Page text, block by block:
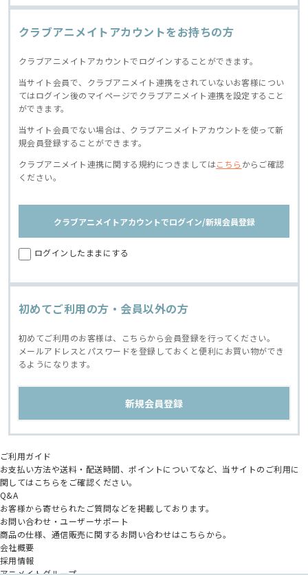
クラブアニメイトアカウントをお持ちの方
クラブアニメイトアカウントでログインすることができます。
当サイト会員で、クラブアニメイト連携をされていないお客様につい
てはログイン後のマイページでクラブアニメイト連携を設定すること
ができます。
当サイト会員でない場合は、クラブアニメイトアカウントを使って新
規会員登録することができます。
クラブアニメイト連携に関する規約につきましてはこちら からご確認
ください。
クラブアニメイトアカウントでログイン/新規会員登録
ログインしたままにする
初めてご利用の方・会員以外の方
初めてご利用のお客様は、こちらから会員登録を行ってください。
メールアドレスとパスワードを登録しておくと便利にお買い物ができ
るようになります。
ご利用ガイド
お支払い方法や送料・配送時間、ポイントについてなど、当サイトのご利用に
関してはこちらをご確認ください。
Q&A
お客様から寄せられたご質問などを掲載しております。
お問い合わせ・ユーザーサポート
商品の仕様、通信販売に関するお問い合わせはこちらから。
会社概要
採用情報